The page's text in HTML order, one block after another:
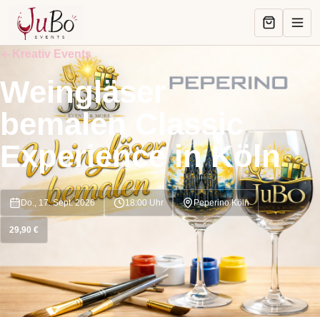
Kreativ Events
Weingläser
bemalen Classic
Experience in Köln
Do., 17. Sept. 2026 18:00Uhr Peperino Köln
29,90 €